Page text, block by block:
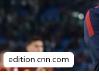
edition.cnn.com